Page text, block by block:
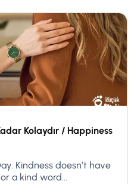
Kolaydır / Happiness
Kindness doesn’t have
a kind word...